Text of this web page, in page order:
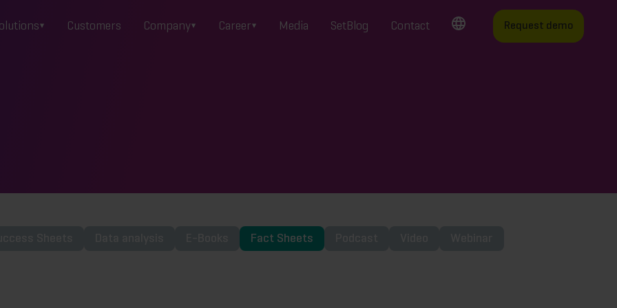
Customers Company Career Media SetBlog Contact Request demo
Fact Sheets